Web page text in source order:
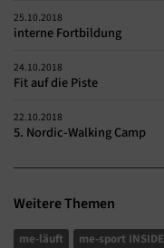
25.10.2018
interne Fortbildung
24.10.2018
Fit auf die Piste
22.10.2018
5. Nordic-Walking Camp
Weitere Themen
me-läuft me-sport INSIDE